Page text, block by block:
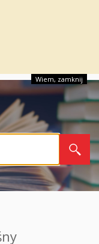
Wiem, zamknij